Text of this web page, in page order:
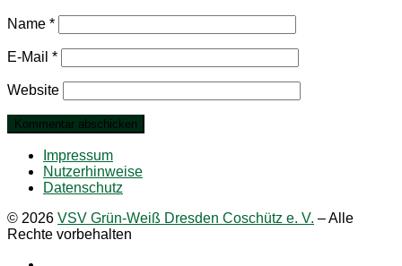
Name *
E-Mail *
Website
Impressum
Nutzerhinweise
Datenschutz
© 2026 VSV Grün-Weiß Dresden Coschütz e. V. –Alle
Rechte vorbehalten